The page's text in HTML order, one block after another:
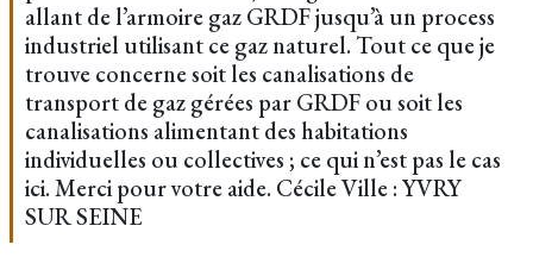
allant de l’armoire gaz GRDF jusqu’à un process
industriel utilisant ce gaz naturel. Tout ce que je
trouve concerne soit les canalisations de
transport de gaz gérées par GRDF ou soit les
canalisations alimentant des habitations
individuelles ou collectives ; ce qui n’est pas le cas
ici. Merci pour votre aide. Cécile Ville : YVRY
SUR SEINE